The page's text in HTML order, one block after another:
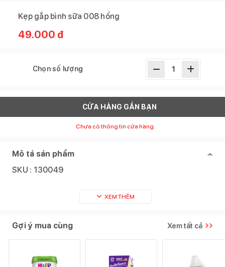
Kẹp gắp bình sữa 008 hồng
49.000 đ
Chọn số lượng
CỬA HÀNG GẦN BẠN
Chưa có thông tin cửa hàng.
Mô tả sản phẩm
SKU : 130049
XEM THÊM
Gợi ý mua cùng Xem tất cả